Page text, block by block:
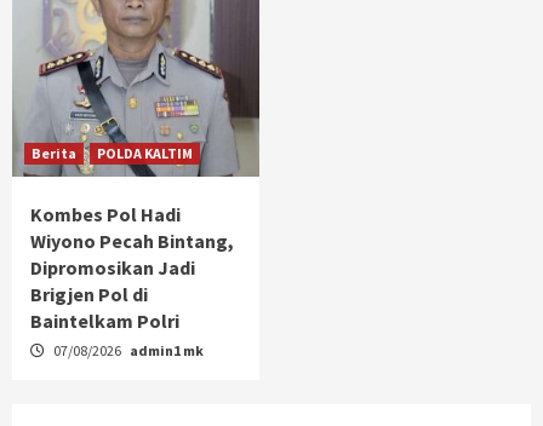
Berita POLDA KALTIM
Kombes Pol Hadi
Wiyono Pecah Bintang,
Dipromosikan Jadi
Brigjen Pol di
Baintelkam Polri
07/08/2026 admin1 mk